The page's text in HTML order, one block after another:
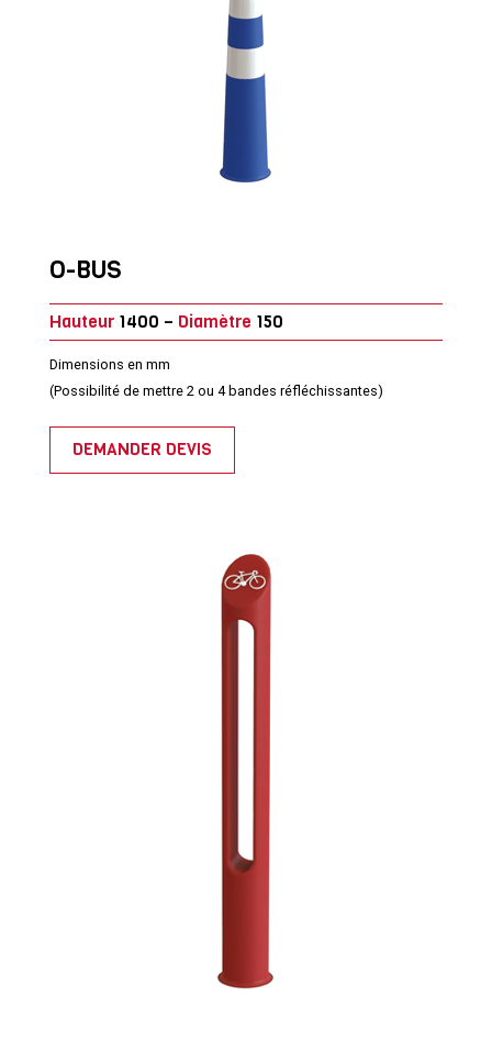
O-BUS
Hauteur 1400 – Diamètre 150
Dimensions en mm
(Possibilité de mettre 2 ou 4 bandes réfléchissantes)
DEMANDER DEVIS